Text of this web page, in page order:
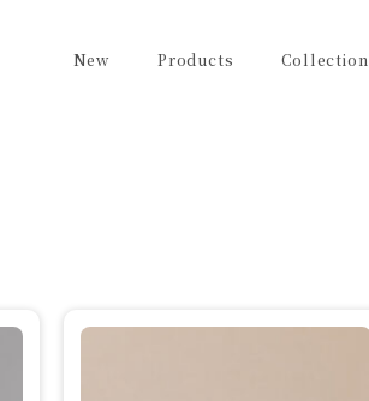
New Products Collection